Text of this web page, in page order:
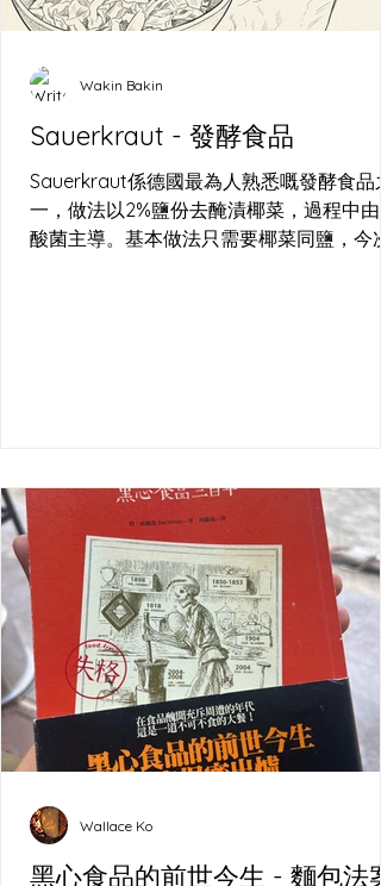
Sauerkraut - 發酵食品
Sauerkraut係德國最為人熟悉嘅發酵食品之
一，做法以2%鹽份去醃漬椰菜，過程中由
酸菌主導。基本做法只需要椰菜同鹽，今次
Wakin Bakin
黑心食品的前世今生 - 麵包法案
Wallace Ko